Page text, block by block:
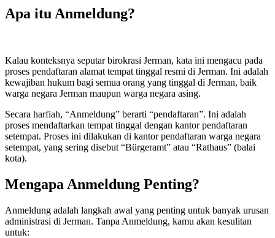
Apa itu Anmeldung?
Kalau konteksnya seputar birokrasi Jerman, kata ini mengacu pada
proses pendaftaran alamat tempat tinggal resmi di Jerman. Ini adalah
kewajiban hukum bagi semua orang yang tinggal di Jerman, baik
warga negara Jerman maupun warga negara asing.
Secara harfiah, “Anmeldung” berarti “pendaftaran”. Ini adalah
proses mendaftarkan tempat tinggal dengan kantor pendaftaran
setempat. Proses ini dilakukan di kantor pendaftaran warga negara
setempat, yang sering disebut “Bürgeramt” atau “Rathaus” (balai
kota).
Mengapa Anmeldung Penting?
Anmeldung adalah langkah awal yang penting untuk banyak urusan
administrasi di Jerman. Tanpa Anmeldung, kamu akan kesulitan
untuk: